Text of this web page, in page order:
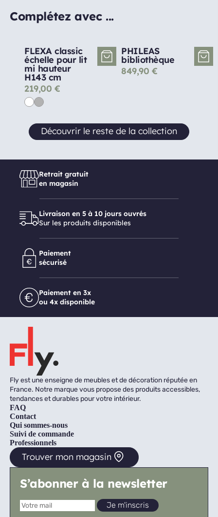
Complétez avec ...
FLEXA classic
échelle pour lit
mi hauteur
H143 cm
219,00 €
PHILEAS
bibliothèque
849,90 €
Découvrir le reste de la collection
Retrait gratuit
en magasin
Livraison en 5 à 10 jours ouvrés
Sur les produits disponibles
Paiement
sécurisé
Paiement en 3x
ou 4x disponible
Fly est une enseigne de meubles et de décoration réputée en
France. Notre marque vous propose des produits accessibles,
tendances et durables pour votre intérieur.
FAQ
Contact
Qui sommes-nous
Suivi de commande
Professionnels
Trouver mon magasin
S’abonner à la newsletter